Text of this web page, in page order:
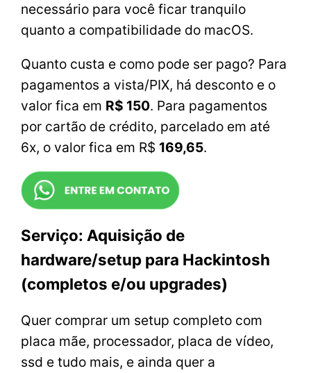
necessário para você ficar tranquilo
quanto a compatibilidade do macOS.
Quanto custa e como pode ser pago? Para
pagamentos a vista/PIX, há desconto e o
valor fica em R$ 150. Para pagamentos
por cartão de crédito, parcelado em até
6x, o valor fica em R$ 169,65.
Serviço: Aquisição de
hardware/setup para Hackintosh
(completos e/ou upgrades)
Quer comprar um setup completo com
placa mãe, processador, placa de vídeo,
ssd e tudo mais, e ainda quer a